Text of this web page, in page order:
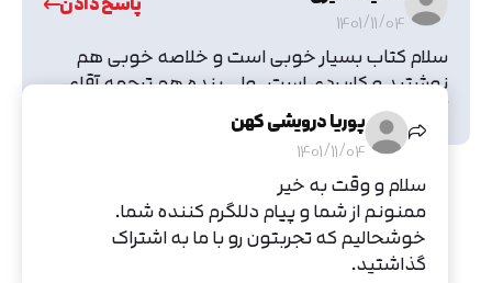
1401/11/04
سلام کتاب بسیار خوبی است و خلاصه خوبی هم
نوشتید و کاربردی است . ولی بنده هم ترجمه آقای
آل یاسین رو پیشنهاد میدم .
پوریا درویشی کهن
1401/11/04
سلام و وقت به خیر
ممنونم از شما و پیام دللگرم کننده شما.
خوشحالیم که تجربتون رو با ما به اشتراک
گذاشتید.